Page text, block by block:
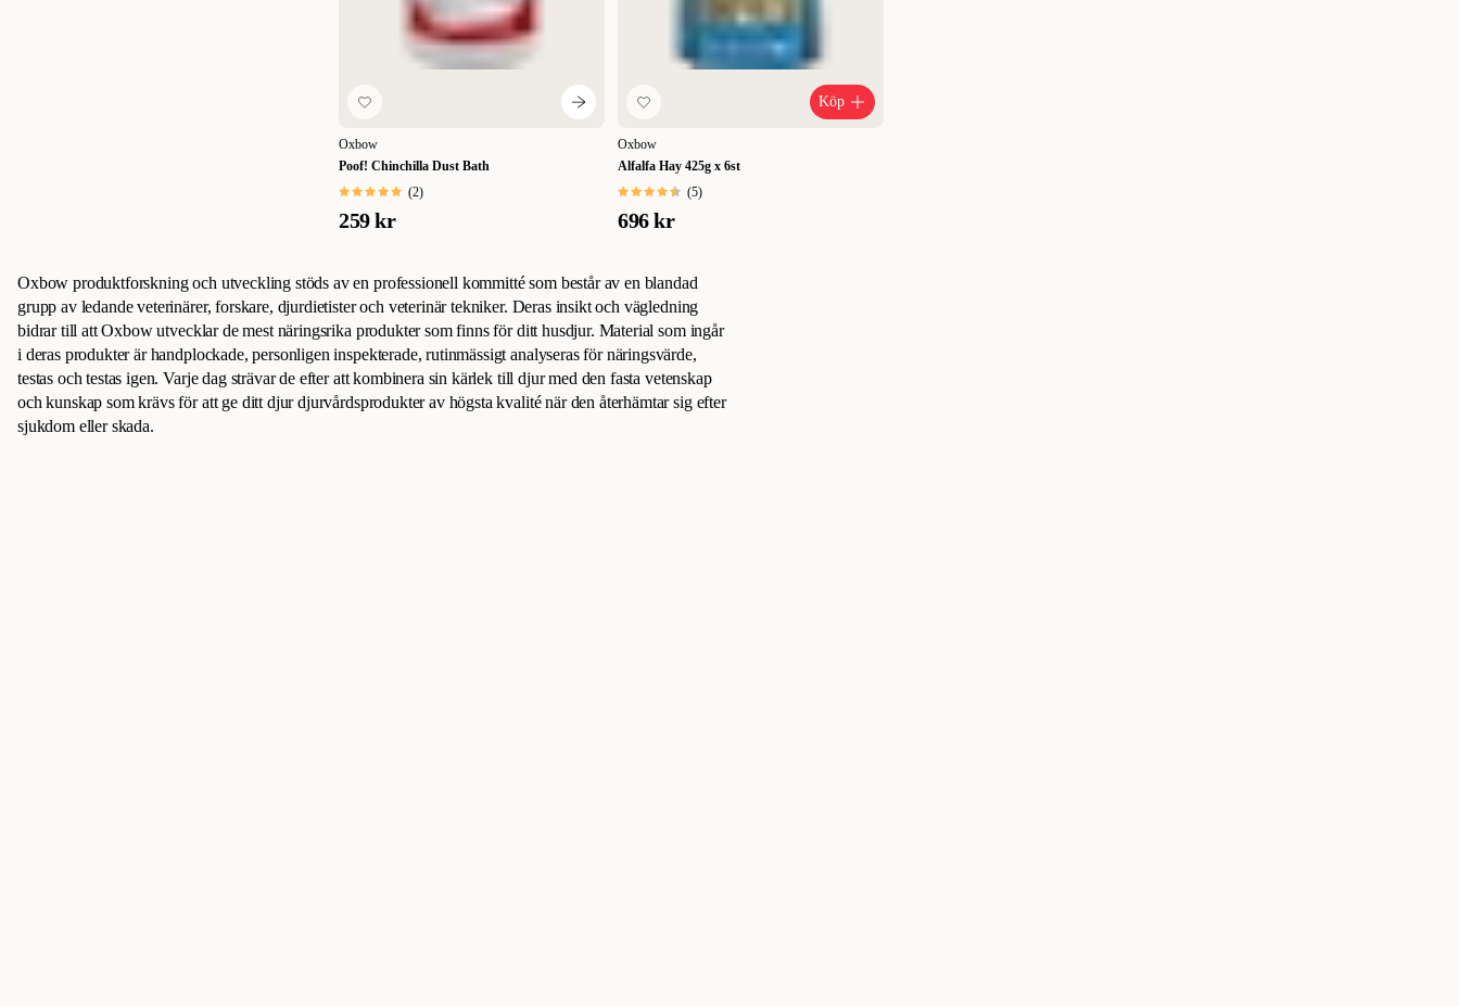
Oxbow
Poof! Chinchilla Dust Bath
(2)
259 kr
Köp
Oxbow
Alfalfa Hay 425g x 6st
(5)
696 kr
Oxbow produktforskning och utveckling stöds av en professionell kommitté som består av en blandad
grupp av ledande veterinärer, forskare, djurdietister och veterinär tekniker. Deras insikt och vägledning
bidrar till att Oxbow utvecklar de mest näringsrika produkter som finns för ditt husdjur. Material som ingår
i deras produkter är handplockade, personligen inspekterade, rutinmässigt analyseras för näringsvärde,
testas och testas igen. Varje dag strävar de efter att kombinera sin kärlek till djur med den fasta vetenskap
och kunskap som krävs för att ge ditt djur djurvårdsprodukter av högsta kvalité när den återhämtar sig efter
sjukdom eller skada.